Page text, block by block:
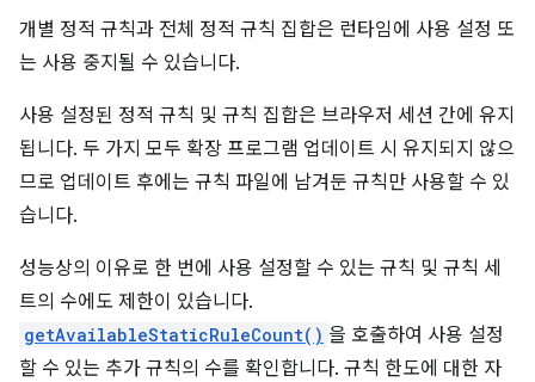
개별 정적 규칙과 전체 정적 규칙 집합은 런타임에 사용 설정 또
는 사용 중지될 수 있습니다.
사용 설정된 정적 규칙 및 규칙 집합은 브라우저 세션 간에 유지
됩니다. 두 가지 모두 확장 프로그램 업데이트 시 유지되지 않으
므로 업데이트 후에는 규칙 파일에 남겨둔 규칙만 사용할 수 있
습니다.
성능상의 이유로 한 번에 사용 설정할 수 있는 규칙 및 규칙 세
트의 수에도 제한이 있습니다.
getAvailableStaticRuleCount() 을 호출하여 사용 설정
할 수 있는 추가 규칙의 수를 확인합니다. 규칙 한도에 대한 자